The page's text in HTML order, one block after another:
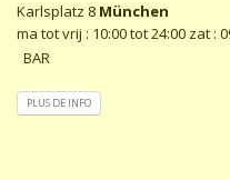
Karlsplatz 8 München
ma tot vrij : 10:00 tot 24:00 zat :
BAR
PLUS DE INFO